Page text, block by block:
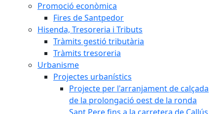
Promoció econòmica
Fires de Santpedor
Hisenda, Tresoreria i Tributs
Tràmits gestió tributària
Tràmits tresoreria
Urbanisme
Projectes urbanístics
Projecte per l'arranjament de calçada
de la prolongació oest de la ronda